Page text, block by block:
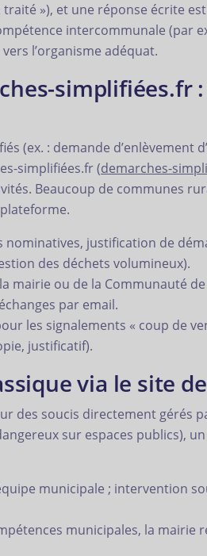
traité »), et une réponse écrite
intercommunale (par
l’organisme adéquat.
(ex. : demande d’enlèvement
simplifiées.fr (demarches-
Beaucoup de communes
nominatives, justification de
des déchets volumineux).
mairie ou de la Communauté
par email.
les signalements « coup de
justificatif).
via le site
des soucis directement gérés
sur espaces publics),
municipale ; intervention
municipales, la